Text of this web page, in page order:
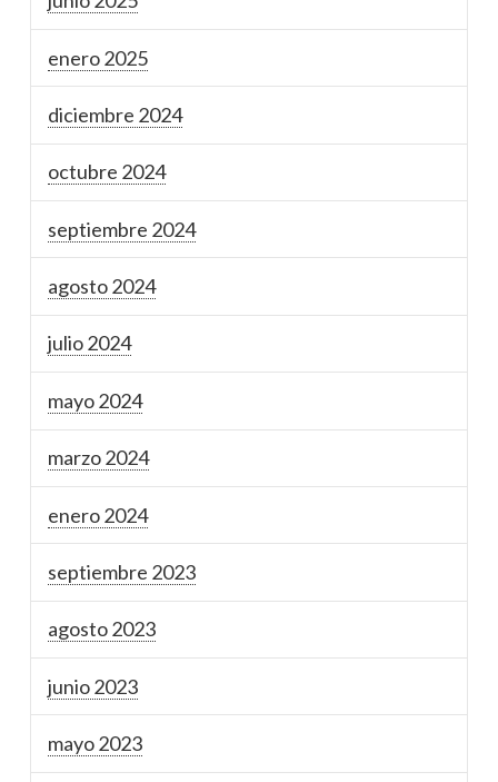
enero 2025
diciembre 2024
octubre 2024
septiembre 2024
agosto 2024
julio 2024
mayo 2024
marzo 2024
enero 2024
septiembre 2023
agosto 2023
junio 2023
mayo 2023